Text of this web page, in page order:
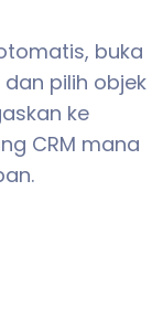
buka
pilih objek
ke
CRM mana